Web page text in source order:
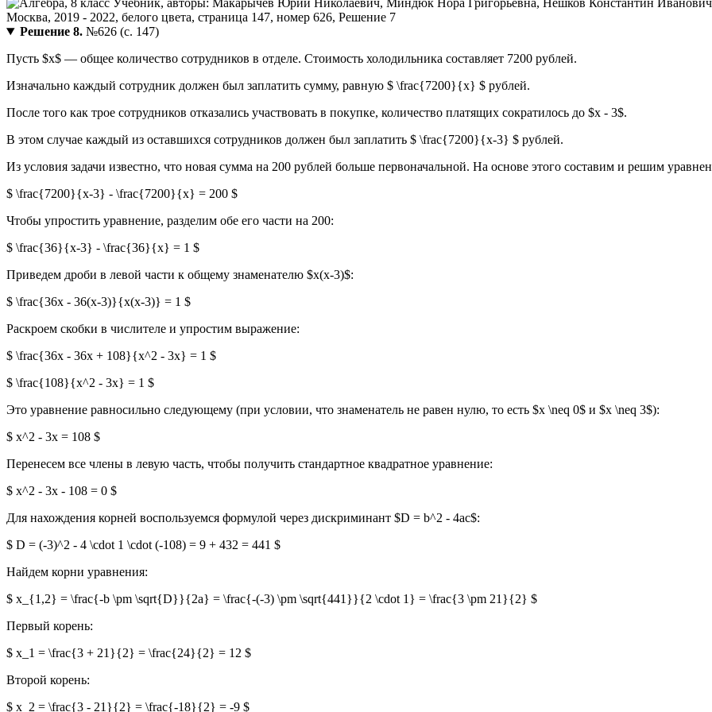
Решение 8.№626 (с. 147)
Пусть $x$ — общее количество сотрудников в отделе. Стоимость холодильника составляет 7200 рублей.
Изначально каждый сотрудник должен был заплатить сумму, равную $ \frac{7200}{x} $ рублей.
После того как трое сотрудников отказались участвовать в покупке, количество платящих сократилось до $x - 3$.
В этом случае каждый из оставшихся сотрудников должен был заплатить $ \frac{7200}{x-3} $ рублей.
Из условия задачи известно, что новая сумма на 200 рублей больше первоначальной. На основе этого составим и решим
$ \frac{7200}{x-3} - \frac{7200}{x} = 200 $
Чтобы упростить уравнение, разделим обе его части на 200:
$ \frac{36}{x-3} - \frac{36}{x} = 1 $
Приведем дроби в левой части к общему знаменателю $x(x-3)$:
$ \frac{36x - 36(x-3)}{x(x-3)} = 1 $
Раскроем скобки в числителе и упростим выражение:
$ \frac{36x - 36x + 108}{x^2 - 3x} = 1 $
$ \frac{108}{x^2 - 3x} = 1 $
Это уравнение равносильно следующему (при условии, что знаменатель не равен нулю, то есть $x \neq 0$ и $x \neq 3$):
$ x^2 - 3x = 108 $
Перенесем все члены в левую часть, чтобы получить стандартное квадратное уравнение:
$ x^2 - 3x - 108 = 0 $
Для нахождения корней воспользуемся формулой через дискриминант $D = b^2 - 4ac$:
$ D = (-3)^2 - 4 \cdot 1 \cdot (-108) = 9 + 432 = 441 $
Найдем корни уравнения:
$ x_{1,2} = \frac{-b \pm \sqrt{D}}{2a} = \frac{-(-3) \pm \sqrt{441}}{2 \cdot 1} = \frac{3 \pm 21}{2} $
Первый корень:
$ x_1 = \frac{3 + 21}{2} = \frac{24}{2} = 12 $
Второй корень:
$ x_2 = \frac{3 - 21}{2} = \frac{-18}{2} = -9 $